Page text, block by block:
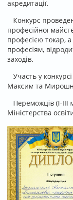
акредитації.
Конкурс
професійної
професією токар,
професіям,
заходів.
Участь у
Максим та
Переможців (І-
Міністерства